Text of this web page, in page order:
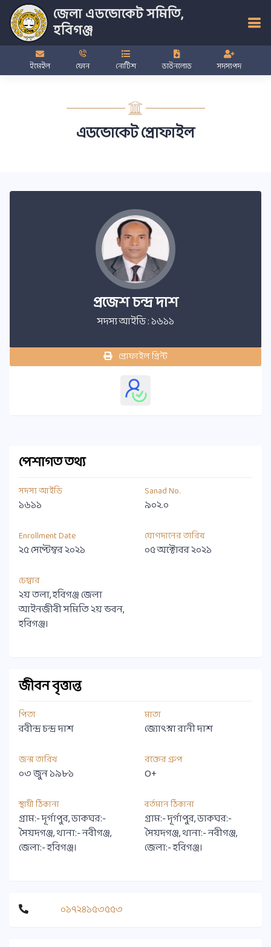
জেলা এডভোকেট সমিতি,
হবিগঞ্জ
ইমেইল ফোন নোটিশ ডাউনলোড সদস্যপদ
এডভোকেট প্রোফাইল
প্রজেশ চন্দ্র দাশ
সদস্য আইডি : ১৬১১
প্রোফাইল প্রিন্ট
পেশাগত তথ্য
সদস্য আইডি
১৬১১
Sanad No.
৯০২.০
Enrollment Date
২৫ সেপ্টেম্বর ২০২১
যোগদানের তারিখ
০৫ অক্টোবর ২০২১
চেম্বার
২য় তলা, হবিগঞ্জ জেলা
আইনজীবী সমিতি ২য় ভবন,
হবিগঞ্জ।
জীবন বৃত্তান্ত
পিতা
রবীন্দ্র চন্দ্র দাশ
মাতা
জ্যোৎস্না রানী দাশ
জন্ম তারিখ
০৩ জুন ১৯৮১
রক্তের গ্রুপ
O+
স্থায়ী ঠিকানা
গ্রাম:- দূর্গাপুর, ডাকঘর:-
সৈয়দগঞ্জ, থানা:- নবীগঞ্জ,
জেলা:- হবিগঞ্জ।
বর্তমান ঠিকানা
গ্রাম:- দূর্গাপুর, ডাকঘর:-
সৈয়দগঞ্জ, থানা:- নবীগঞ্জ,
জেলা:- হবিগঞ্জ।
০১৭২৪১৫৩৫৫৩